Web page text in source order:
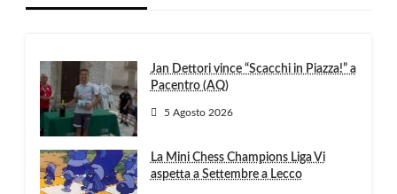
Jan Dettori vince “Scacchi in Piazza!” a
Pacentro (AQ)
5 Agosto 2026
La Mini Chess Champions Liga Vi
aspetta a Settembre a Lecco